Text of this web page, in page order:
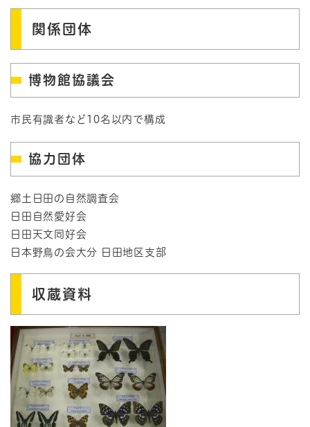
関係団体
博物館協議会
市民有識者など10名以内で構成
協力団体
郷土日田の自然調査会
日田自然愛好会
日田天文同好会
日本野鳥の会大分 日田地区支部
収蔵資料